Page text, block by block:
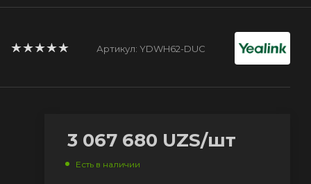
Артикул: YDWH62-DUC
3 067 680 UZS/шт
Есть в наличии